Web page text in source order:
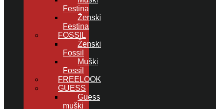
Festina
Ženski
Festina
FOSSIL
Ženski
Fossil
Muški
Fossil
FREELOOK
GUESS
Guess
muški